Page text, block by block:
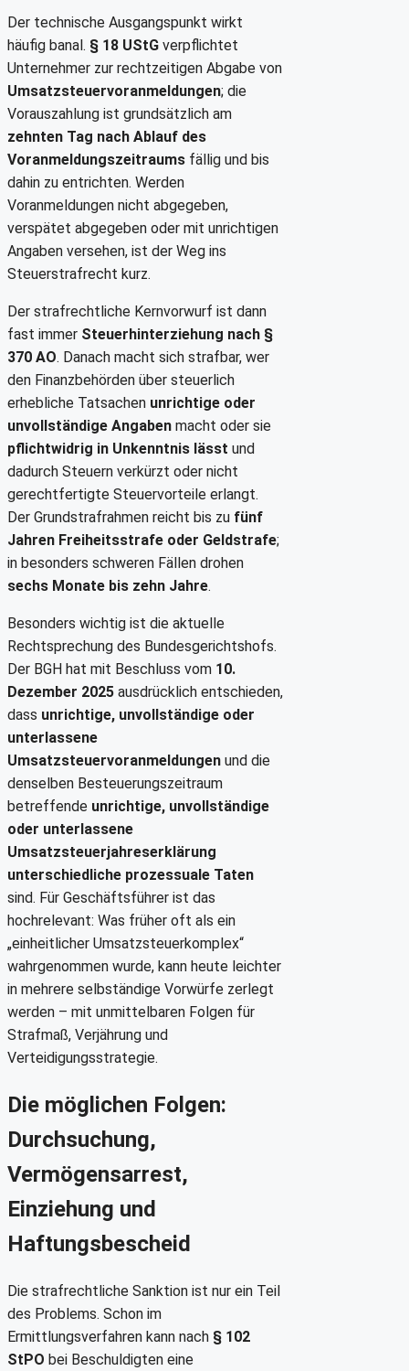
Der technische Ausgangspunkt wirkt
häufig banal. § 18 UStG verpflichtet
Unternehmer zur rechtzeitigen Abgabe von
Umsatzsteuervoranmeldungen; die
Vorauszahlung ist grundsätzlich am
zehnten Tag nach Ablauf des
Voranmeldungszeitraums fällig und bis
dahin zu entrichten. Werden
Voranmeldungen nicht abgegeben,
verspätet abgegeben oder mit unrichtigen
Angaben versehen, ist der Weg ins
Steuerstrafrecht kurz.
Der strafrechtliche Kernvorwurf ist dann
fast immer Steuerhinterziehung nach §
370 AO. Danach macht sich strafbar, wer
den Finanzbehörden über steuerlich
erhebliche Tatsachen unrichtige oder
unvollständige Angaben macht oder sie
pflichtwidrig in Unkenntnis lässt und
dadurch Steuern verkürzt oder nicht
gerechtfertigte Steuervorteile erlangt.
Der Grundstrafrahmen reicht bis zu fünf
Jahren Freiheitsstrafe oder Geldstrafe;
in besonders schweren Fällen drohen
sechs Monate bis zehn Jahre.
Besonders wichtig ist die aktuelle
Rechtsprechung des Bundesgerichtshofs.
Der BGH hat mit Beschluss vom 10.
Dezember 2025 ausdrücklich entschieden,
dass unrichtige, unvollständige oder
unterlassene
Umsatzsteuervoranmeldungen und die
denselben Besteuerungszeitraum
betreffende unrichtige, unvollständige
oder unterlassene
Umsatzsteuerjahreserklärung
unterschiedliche prozessuale Taten
sind. Für Geschäftsführer ist das
hochrelevant: Was früher oft als ein
„einheitlicher Umsatzsteuerkomplex“
wahrgenommen wurde, kann heute leichter
in mehrere selbständige Vorwürfe zerlegt
werden – mit unmittelbaren Folgen für
Strafmaß, Verjährung und
Verteidigungsstrategie.
Die möglichen Folgen:
Durchsuchung,
Vermögensarrest,
Einziehung und
Haftungsbescheid
Die strafrechtliche Sanktion ist nur ein Teil
des Problems. Schon im
Ermittlungsverfahren kann nach § 102
StPO bei Beschuldigten eine